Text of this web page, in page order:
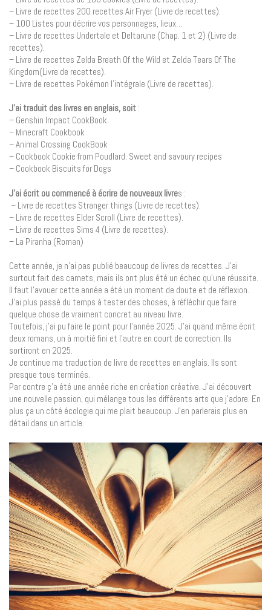
– Livre de recettes 200 recettes Air Fryer (Livre de recettes).
– 100 Listes pour décrire vos personnages, lieux…
– Livre de recettes Undertale et Deltarune (Chap. 1 et 2) (Livre de
recettes).
– Livre de recettes Zelda Breath Of the Wild et Zelda Tears Of The
Kingdom(Livre de recettes).
– Livre de recettes Pokémon l’intégrale (Livre de recettes).
J’ai traduit des livres en anglais, soit :
– Genshin Impact CookBook
– Minecraft Cookbook
– Animal Crossing CookBook
– Cookbook Cookie from Poudlard: Sweet and savoury recipes
– Cookbook Biscuits for Dogs
J’ai écrit ou commencé à écrire de nouveaux livres :
– Livre de recettes Stranger things (Livre de recettes).
– Livre de recettes Elder Scroll (Livre de recettes).
– Livre de recettes Sims 4 (Livre de recettes).
– La Piranha (Roman)
Cette année, je n’ai pas publié beaucoup de livres de recettes. J’ai
surtout fait des carnets, mais ils ont plus été un échec qu’une réussite.
Il faut l’avouer cette année a été un moment de doute et de réflexion.
J’ai plus passé du temps à tester des choses, à réfléchir que faire
quelque chose de vraiment concret au niveau livre.
Toutefois, j’ai pu faire le point pour l’année 2025. J’ai quand même écrit
deux romans, un à moitié fini et l’autre en court de correction. Ils
sortiront en 2025.
Je continue ma traduction de livre de recettes en anglais. Ils sont
presque tous terminés.
Par contre ç’a été une année riche en création créative. J’ai découvert
une nouvelle passion, qui mélange tous les différents arts que j’adore. En
plus ça un côté écologie qui me plait beaucoup. J’en parlerais plus en
détail dans un article.